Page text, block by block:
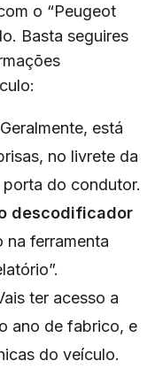
o “Peugeot
Basta seguires
está
no livrete da
do condutor.
descodificador
ferramenta
ter acesso a
ano de fabrico, e
do veículo.